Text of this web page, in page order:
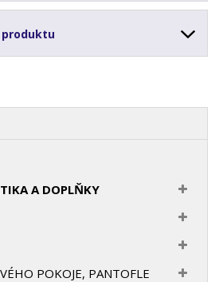
A DOPLŇKY
POKOJE, PANTOFLE